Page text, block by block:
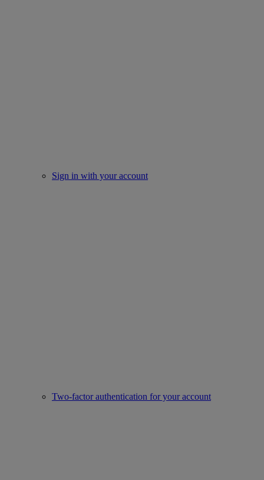
Sign in with your account
Two-factor authentication for your account